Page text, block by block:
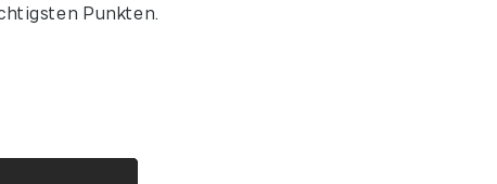
Punkten.